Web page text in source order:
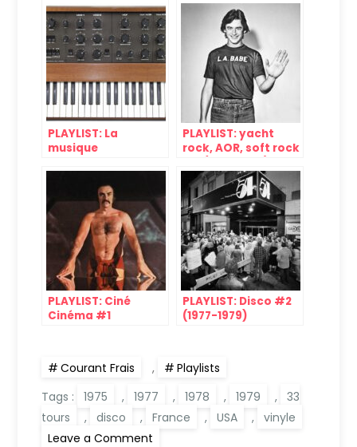
PLAYLIST: La
musique
dix albums (1973-
1979)
PLAYLIST: yacht
rock, AOR, soft rock
PLAYLIST: Ciné
Cinéma #1
PLAYLIST: Disco #2
(1977-1979)
Courant Frais ,
Playlists
Tags :
1975 , 1977 , 1978 , 1979 ,
33
tours
, disco , France , USA ,
vinyle
Leave a Comment